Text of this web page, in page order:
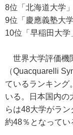
8位「北海道大学
9位「慶應義塾大
10位「早稲田大学
世界大学評価機
（Quacquarelli
ているランキング
いる。日本国内の
らは48大学がラ
約48％となってい